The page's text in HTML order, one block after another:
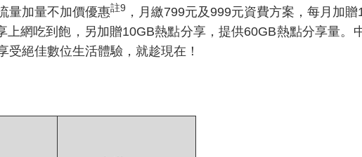
加量不加價優惠註9 ，月繳799元及999元資費方案，每月加
網吃到飽，另加贈10GB熱點分享，提供60GB熱點分享量。
絕佳數位生活體驗，就趁現在！